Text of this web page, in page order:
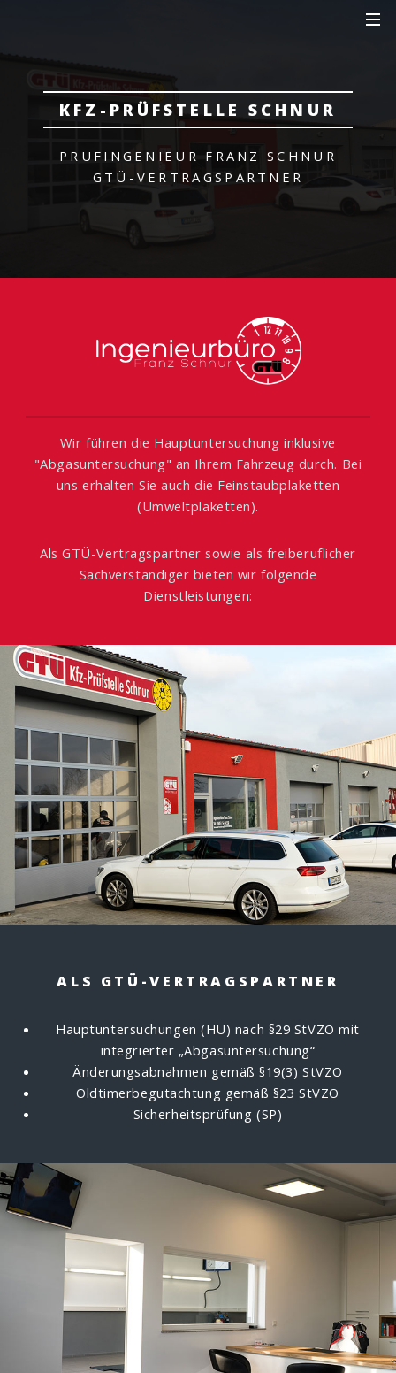
KFZ-PRÜFSTELLE SCHNUR
PRÜFINGENIEUR FRANZ SCHNUR
GTÜ-VERTRAGSPARTNER
Wir führen die Hauptuntersuchung inklusive
"Abgasuntersuchung" an Ihrem Fahrzeug durch. Bei
uns erhalten Sie auch die Feinstaubplaketten
(Umweltplaketten).
Als GTÜ-Vertragspartner sowie als freiberuflicher
Sachverständiger bieten wir folgende
Dienstleistungen:
ALS GTÜ-VERTRAGSPARTNER
Hauptuntersuchungen (HU) nach §29 StVZO mit
integrierter „Abgasuntersuchung“
Änderungsabnahmen gemäß §19(3) StVZO
Oldtimerbegutachtung gemäß §23 StVZO
Sicherheitsprüfung (SP)